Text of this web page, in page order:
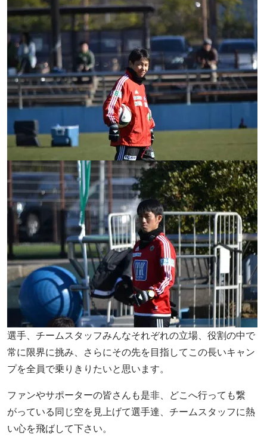
選手、チームスタッフみんなそれぞれの立場、役割の中で
常に限界に挑み、さらにその先を目指してこの長いキャン
プを全員で乗りきりたいと思います。
ファンやサポーターの皆さんも是非、どこへ行っても繋
がっている同じ空を見上げて選手達、チームスタッフに熱
い心を飛ばして下さい。